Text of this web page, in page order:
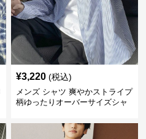
¥3,220 (税込)
メンズ シャツ 爽やかストライプ
柄ゆったりオーバーサイズシャ